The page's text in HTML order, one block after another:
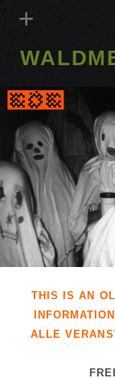
THIS IS AN
ALLE